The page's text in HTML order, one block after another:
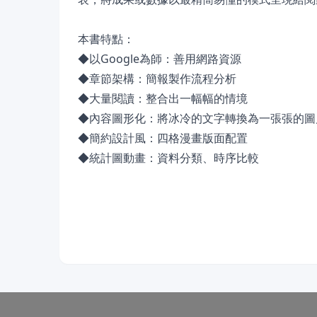
本書特點：
◆以Google為師：善用網路資源
◆章節架構：簡報製作流程分析
◆大量閱讀：整合出一幅幅的情境
◆內容圖形化：將冰冷的文字轉換為一張張的
◆簡約設計風：四格漫畫版面配置
◆統計圖動畫：資料分類、時序比較